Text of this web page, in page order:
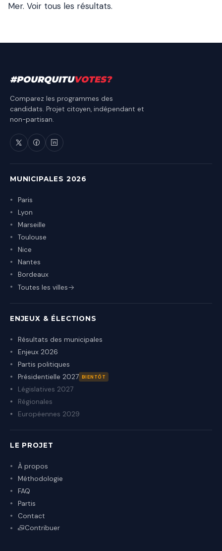
Mer. Voir tous les résultats.
#POURQUITUVOTES?
Comparez les programmes des
candidats. Projet citoyen, indépendant et
non-partisan.
MUNICIPALES 2026
Paris
Lyon
Marseille
Toulouse
Nice
Nantes
Bordeaux
Toutes les villes
ENJEUX & ÉLECTIONS
Résultats des municipales
Enjeux 2026
Partis politiques
Présidentielle 2027 BIENTÔT
Législatives 2027
Régionales
Européennes 2029
LE PROJET
À propos
Méthodologie
FAQ
Partis
Contact
Contribuer